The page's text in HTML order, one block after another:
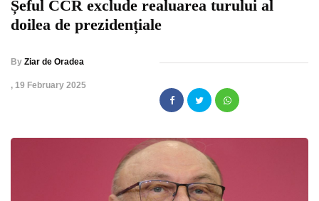
Șeful CCR exclude realuarea turului al
doilea de prezidențiale
By Ziar de Oradea
, 19 February 2025